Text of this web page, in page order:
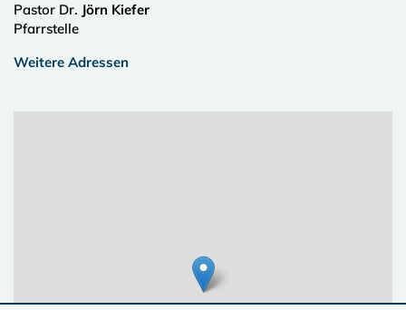
Pastor Dr. Jörn Kiefer
Pfarrstelle
Weitere Adressen